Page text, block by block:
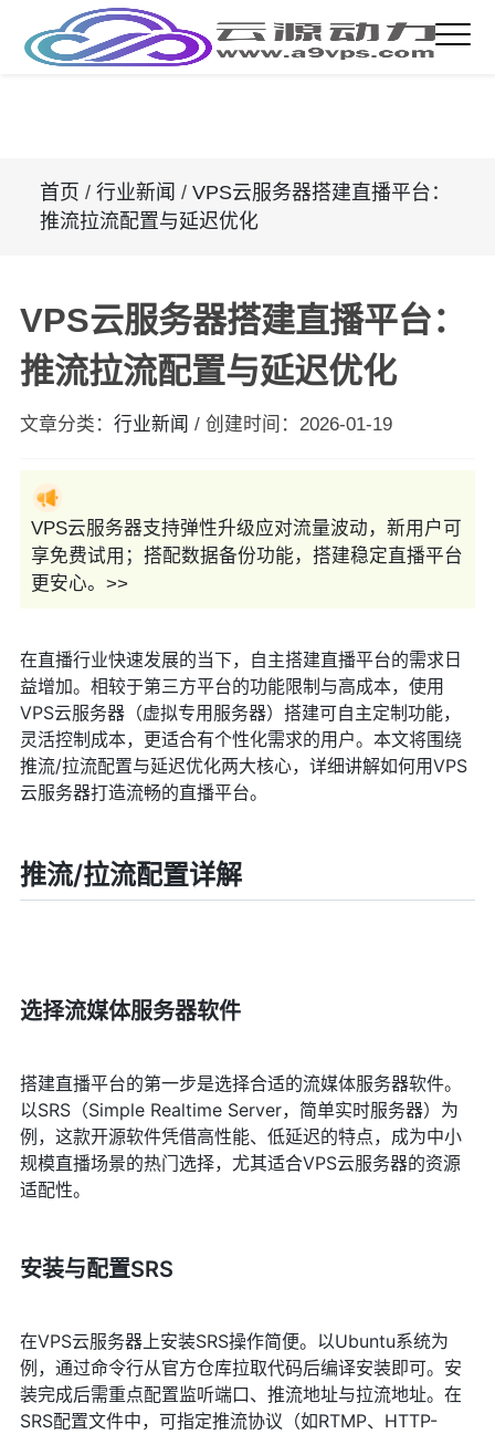
首页 / 行业新闻 / VPS云服务器搭建直播平台：
推流拉流配置与延迟优化
VPS云服务器搭建直播平台：
推流拉流配置与延迟优化
文章分类： 行业新闻 / 创建时间： 2026-01-19
VPS云服务器支持弹性升级应对流量波动，新用户可
享免费试用；搭配数据备份功能，搭建稳定直播平台
更安心。>>
在直播行业快速发展的当下，自主搭建直播平台的需求日
益增加。相较于第三方平台的功能限制与高成本，使用
VPS云服务器（虚拟专用服务器）搭建可自主定制功能，
灵活控制成本，更适合有个性化需求的用户。本文将围绕
推流/拉流配置与延迟优化两大核心，详细讲解如何用VPS
云服务器打造流畅的直播平台。
推流/拉流配置详解
选择流媒体服务器软件
搭建直播平台的第一步是选择合适的流媒体服务器软件。
以SRS（Simple Realtime Server，简单实时服务器）为
例，这款开源软件凭借高性能、低延迟的特点，成为中小
规模直播场景的热门选择，尤其适合VPS云服务器的资源
适配性。
安装与配置SRS
在VPS云服务器上安装SRS操作简便。以Ubuntu系统为
例，通过命令行从官方仓库拉取代码后编译安装即可。安
装完成后需重点配置监听端口、推流地址与拉流地址。在
SRS配置文件中，可指定推流协议（如RTMP、HTTP-